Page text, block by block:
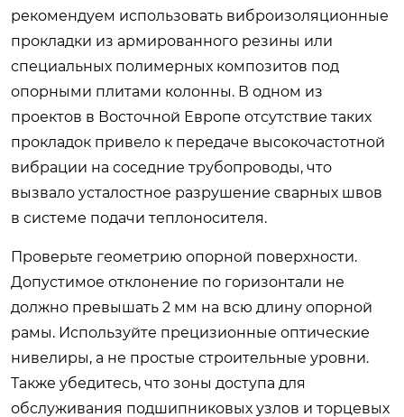
рекомендуем использовать виброизоляционные
прокладки из армированного резины или
специальных полимерных композитов под
опорными плитами колонны. В одном из
проектов в Восточной Европе отсутствие таких
прокладок привело к передаче высокочастотной
вибрации на соседние трубопроводы, что
вызвало усталостное разрушение сварных швов
в системе подачи теплоносителя.
Проверьте геометрию опорной поверхности.
Допустимое отклонение по горизонтали не
должно превышать 2 мм на всю длину опорной
рамы. Используйте прецизионные оптические
нивелиры, а не простые строительные уровни.
Также убедитесь, что зоны доступа для
обслуживания подшипниковых узлов и торцевых